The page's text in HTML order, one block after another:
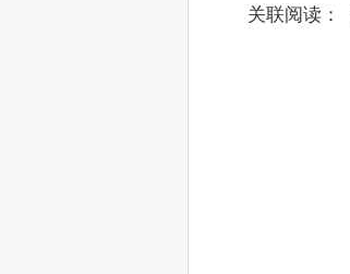
关联阅读：《